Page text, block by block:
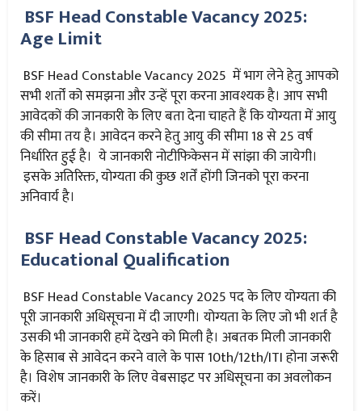
BSF Head Constable Vacancy2025:
Age Limit
BSF Head Constable Vacancy 2025 में भाग लेने हेतु आपको
सभी शर्तों को समझना और उन्हें पूरा करना आवश्यक है। आप सभी
आवेदकों की जानकारी के लिए बता देना चाहते हैं कि योग्यता में आयु
की सीमा तय है। आवेदन करने हेतु आयु की सीमा 18 से 25 वर्ष
निर्धारित हुई है। ये जानकारी नोटीफिकेसन में सांझा की जायेगी।
इसके अतिरिक्त, योग्यता की कुछ शर्तें होंगी जिनको पूरा करना
अनिवार्य है।
BSF Head Constable Vacancy 2025:
Educational Qualification
BSF Head Constable Vacancy 2025 पद के लिए योग्यता की
पूरी जानकारी अधिसूचना में दी जाएगी। योग्यता के लिए जो भी शर्त है
उसकी भी जानकारी हमें देखने को मिली है। अबतक मिली जानकारी
के हिसाब से आवेदन करने वाले के पास 10th/12th/ITI होना जरूरी
है। विशेष जानकारी के लिए वेबसाइट पर अधिसूचना का अवलोकन
करें।